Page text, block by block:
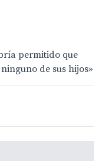
permitido que
de sus hijos»